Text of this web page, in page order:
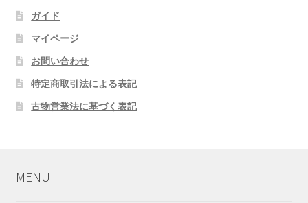
ガイド
マイページ
お問い合わせ
特定商取引法による表記
古物営業法に基づく表記
MENU